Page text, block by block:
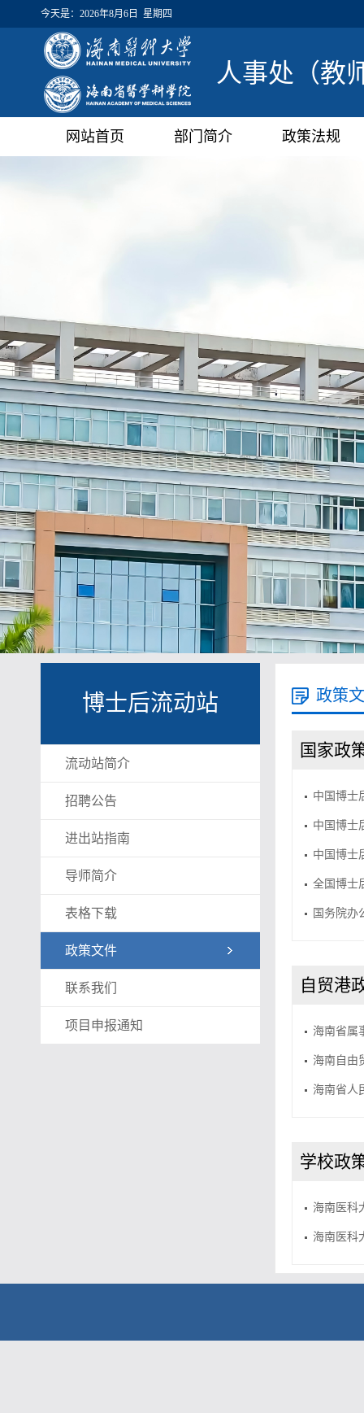
今天是： 2026年8月6日 星期四
人事处（教
网站首页 部门简介 政策法规
博士后流动站
流动站简介
招聘公告
进出站指南
导师简介
表格下载
政策文件
联系我们
项目申报通知
政策
国家政
中国博士
中国博士
中国博士
全国博士
国务院办
自贸港
海南省属
海南自由
海南省人
学校政
海南医科
海南医科